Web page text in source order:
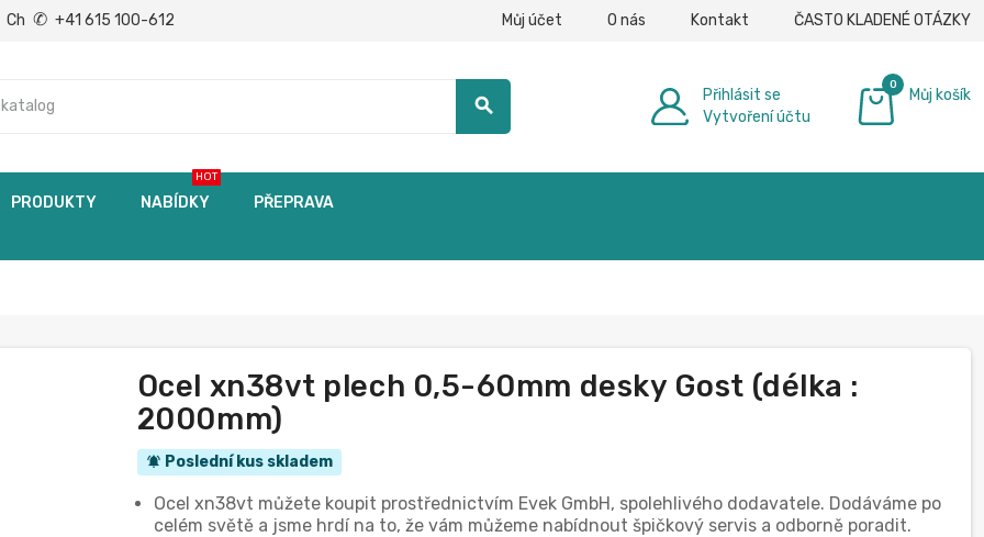
Ch ✆ +41 615 100-612 Můj účet O nás Kontakt ČASTO KLADENÉ OTÁZKY
search
Přihlásit se
Vytvoření účtu
0
Můj košík
PRODUKTY NABÍDKY
HOT
PŘEPRAVA
Ocel xn38vt plech 0,5-60mm desky Gost (délka :
2000mm)
notifications_active Poslední kus skladem
Ocel xn38vt můžete koupit prostřednictvím Evek GmbH, spolehlivého dodavatele. Dodáváme po
celém světě a jsme hrdí na to, že vám můžeme nabídnout špičkový servis a odborně poradit.